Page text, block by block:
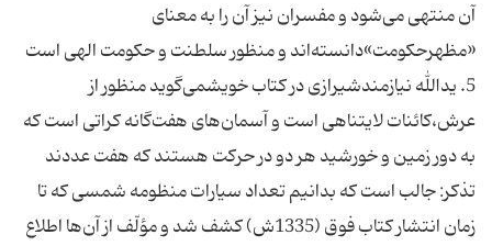
آن منتهی می‌شود و مفسران نیز آن را به معنای
«مظهرحکومت»دانسته‌اند و منظور سلطنت و حکومت الهی است
5. یدالله نیازمندشیرازی در کتاب خویشمی‌گوید منظور از
عرش،کائنات لایتناهی است و آسمان‌های هفت‌گانه کراتی است که
به دور زمین و خورشید هر دو در حرکت هستند که هفت عددند
تذکر: جالب است که بدانیم تعداد سیارات منظومه شمسی که تا
زمان انتشار کتاب فوق (1335ش) کشف شد و مؤلّف از آن‌ها اطلاع